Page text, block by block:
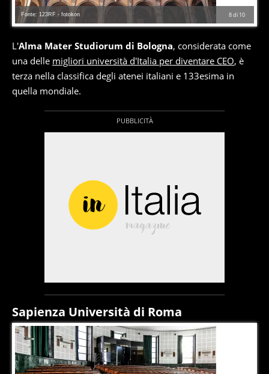
8di 10
Fonte: 123RF - fotokon
L'Alma Mater Studiorum di Bologna, considerata come
una delle migliori università d'Italia per diventare CEO, è
terza nella classifica degli atenei italiani e 133esima in
quella mondiale.
Sapienza Università di Roma